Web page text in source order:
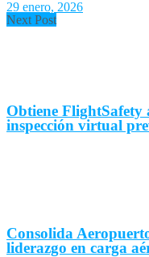
29 enero, 2026
Next Post
Obtiene
inspección virtual
Consolida
liderazgo en carga